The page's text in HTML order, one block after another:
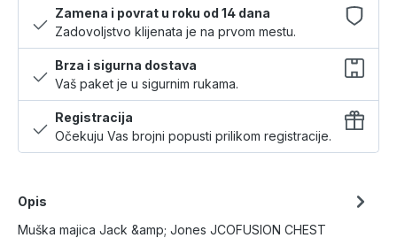
Zamena i povrat u roku od 14 dana
Zadovoljstvo klijenata je na prvom mestu.
Brza i sigurna dostava
Vaš paket je u sigurnim rukama.
Registracija
Očekuju Vas brojni popusti prilikom registracije.
Opis
Muška majica Jack &amp; Jones JCOFUSION CHEST